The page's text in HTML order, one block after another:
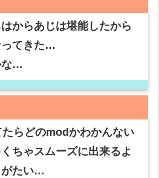
からあじは堪能したから
ってきた…
な…
らどのmodかわかんない
ちゃスムーズに出来るよ
がたい…